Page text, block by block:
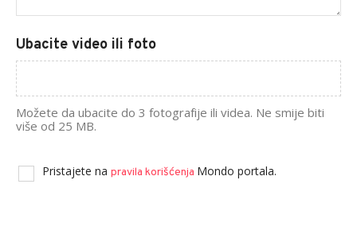
Ubacite video ili foto
Možete da ubacite do 3 fotografije ili videa. Ne smije biti
više od 25 MB.
Pristajete na pravila korišćenja Mondo portala.